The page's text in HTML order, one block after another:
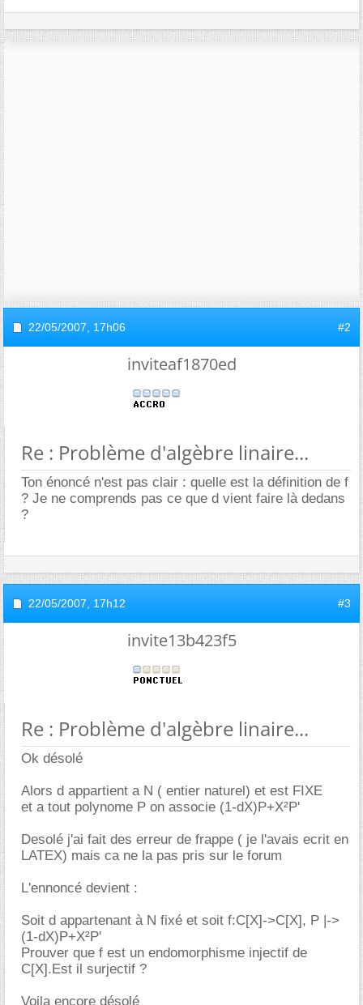
22/05/2007, 17h06 #2
inviteaf1870ed
Re : Problème d'algèbre linaire...
Ton énoncé n'est pas clair : quelle est la définition de f
? Je ne comprends pas ce que d vient faire là dedans
?
22/05/2007, 17h12 #3
invite13b423f5
Re : Problème d'algèbre linaire...
Ok désolé
Alors d appartient a N ( entier naturel) et est FIXE
et a tout polynome P on associe (1-dX)P+X²P'
Desolé j'ai fait des erreur de frappe ( je l'avais ecrit en
LATEX) mais ca ne la pas pris sur le forum
L'ennoncé devient :
Soit d appartenant à N fixé et soit f:C[X]->C[X], P |->
(1-dX)P+X²P'
Prouver que f est un endomorphisme injectif de
C[X].Est il surjectif ?
Voila encore désolé